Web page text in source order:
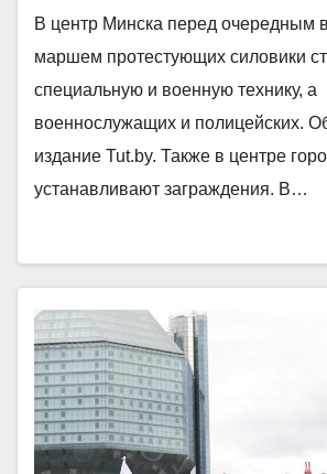
В центр Минска перед очередным
маршем протестующих силовики
специальную и военную технику, а
военнослужащих и полицейских.
издание Tut.by. Также в центре
устанавливают заграждения. В…